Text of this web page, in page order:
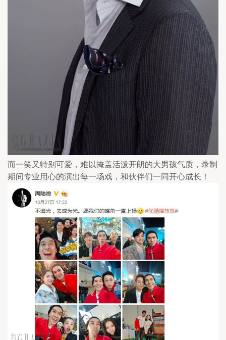
而一笑又特别可爱，难以掩盖活泼开朗的大男孩气质，录制
期间专业用心的演出每一场戏，和伙伴们一同开心成长！